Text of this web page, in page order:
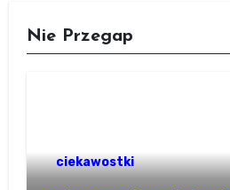
Nie Przegap
ciekawostki